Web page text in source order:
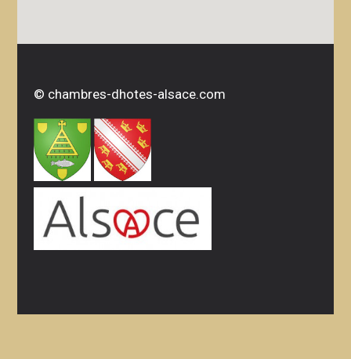
© chambres-dhotes-alsace.com